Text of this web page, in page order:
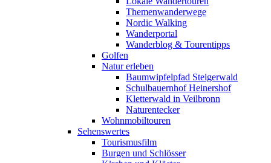
Themenwanderwege
Nordic Walking
Wanderportal
Wanderblog & Tourentipps
Golfen
Natur erleben
Baumwipfelpfad Steigerwald
Schulbauernhof Heinershof
Kletterwald in Veilbronn
Naturentecker
Wohnmobiltouren
Sehenswertes
Tourismusfilm
Burgen und Schlösser